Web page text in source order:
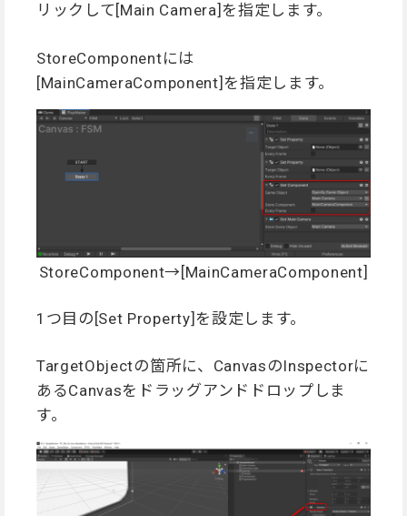
リックして[Main Camera]を指定します。
StoreComponentには
[MainCameraComponent]を指定します。
StoreComponent→[MainCameraComponent]
1つ目の[Set Property]を設定します。
TargetObjectの箇所に、CanvasのInspectorに
あるCanvasをドラッグアンドドロップしま
す。